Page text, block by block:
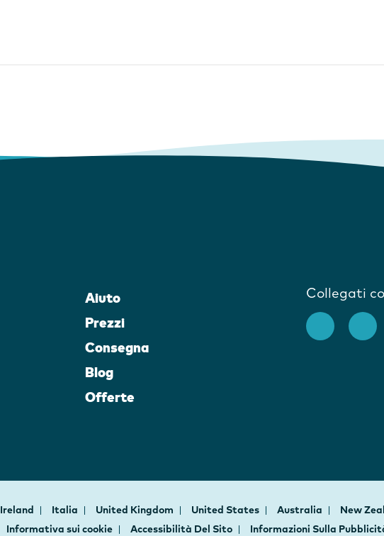
Aiuto
Prezzi
Consegna
Blog
Offerte
Collegati
Ireland Italia United Kingdom United States Australia
New
Informativa sui cookie Accessibilità Del Sito Informazioni Sulla